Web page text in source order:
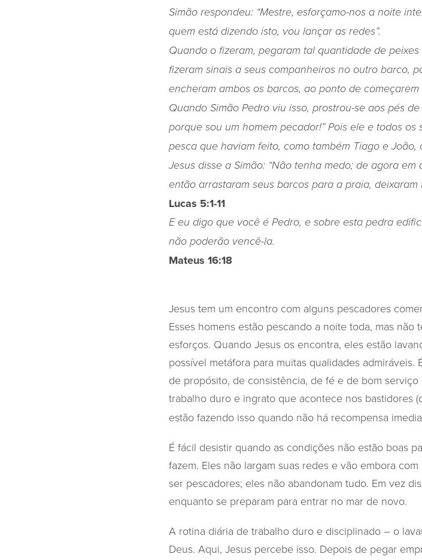
Simão respondeu: “Mestre, esforçamo-nos a noite
quem está dizendo isto, vou lançar as redes”.
Quando o fizeram, pegaram tal quantidade de
fizeram sinais a seus companheiros no outro barco,
encheram ambos os barcos, ao ponto de começarem
Quando Simão Pedro viu isso, prostrou-se aos pés
porque sou um homem pecador!”Pois ele e todos os
pesca que haviam feito, como também Tiago e João,
Jesus disse a Simão: “Não tenha medo; de agora
então arrastaram seus barcos para a praia, deixaram
Lucas 5:1-11
E eu digo que você é Pedro, e sobre esta pedra
não poderão vencê-la.
Mateus 16:18
Jesus tem um encontro com alguns pescadores
Esses homens estão pescando a noite toda, mas
esforços. Quando Jesus os encontra, eles estão
possível metáfora para muitas qualidades
de propósito, de consistência, de fé e de bom
trabalho duro e ingrato que acontece nos bastidores
estão fazendo isso quando não há recompensa
É fácil desistir quando as condições não estão boas
fazem. Eles não largam suas redes e vão embora
ser pescadores; eles não abandonam tudo. Em vez
enquanto se preparam para entrar no mar de novo.
A rotina diária de trabalho duro e disciplinado – o
Deus. Aqui, Jesus percebe isso. Depois de pegar